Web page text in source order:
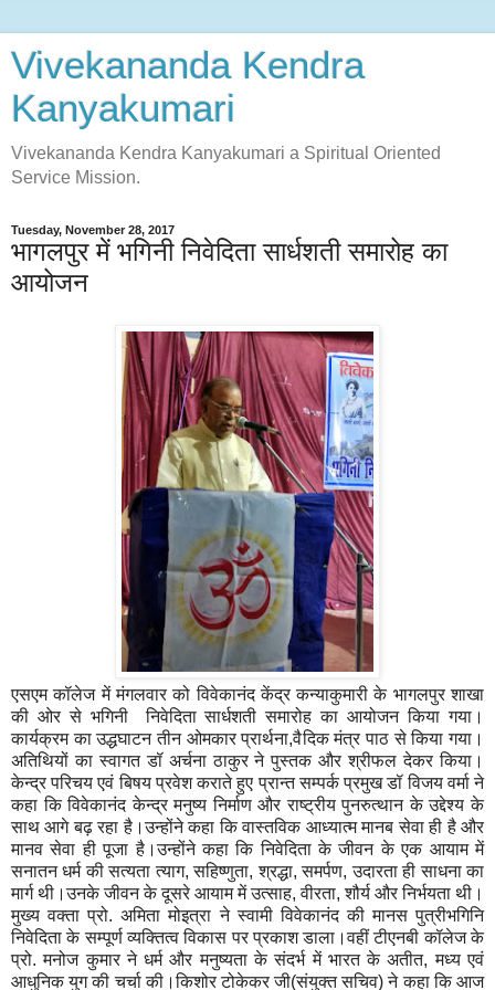
Vivekananda Kendra
Kanyakumari
Vivekananda Kendra Kanyakumari a Spiritual Oriented
Service Mission.
Tuesday, November 28, 2017
भागलपुर में भगिनी निवेदिता सार्धशती समारोह का
आयोजन
एसएम कॉलेज में मंगलवार को विवेकानंद केंद्र कन्याकुमारी के भागलपुर शाखा
की ओर से भगिनी निवेदिता सार्धशती समारोह का आयोजन किया गया।
कार्यक्रम का उद्धघाटन तीन ओमकार प्रार्थना,वैदिक मंत्र पाठ से किया गया।
अतिथियों का स्वागत डॉ अर्चना ठाकुर ने पुस्तक और श्रीफल देकर किया।
केन्द्र परिचय एवं बिषय प्रवेश कराते हुए प्रान्त सम्पर्क प्रमुख डॉ विजय वर्मा ने
कहा कि विवेकानंद केन्द्र मनुष्य निर्माण और राष्ट्रीय पुनरुत्थान के उद्देश्य के
साथ आगे बढ़ रहा है।उन्होंने कहा कि वास्तविक आध्यात्म मानब सेवा ही है और
मानव सेवा ही पूजा है।उन्होंने कहा कि निवेदिता के जीवन के एक आयाम में
सनातन धर्म की सत्यता त्याग, सहिष्णुता, श्रद्धा, समर्पण, उदारता ही साधना का
मार्ग थी।उनके जीवन के दूसरे आयाम में उत्साह, वीरता, शौर्य और निर्भयता थी।
मुख्य वक्ता प्रो. अमिता मोइत्रा ने स्वामी विवेकानंद की मानस पुत्रीभगिनि
निवेदिता के सम्पूर्ण व्यक्तित्व विकास पर प्रकाश डाला।वहीं टीएनबी कॉलेज के
प्रो. मनोज कुमार ने धर्म और मनुष्यता के संदर्भ में भारत के अतीत, मध्य एवं
आधुनिक युग की चर्चा की।किशोर टोकेकर जी(संयुक्त सचिव) ने कहा कि आज